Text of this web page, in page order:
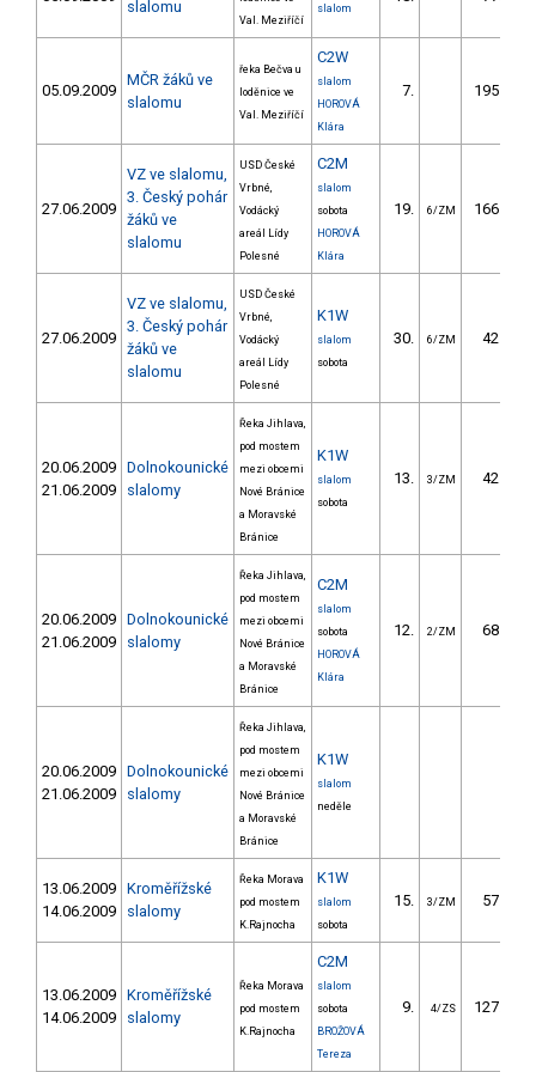
slalomu
Val. Meziříčí
slalom
05.09.2009
MČR žáků ve
slalomu
řeka Bečva u
loděnice ve
Val. Meziříčí
C2W
slalom
HOROVÁ
Klára
7. 195.67
27.06.2009
VZ ve slalomu,
3. Český pohár
žáků ve
slalomu
USD České
Vrbné,
Vodácký
areál Lídy
Polesné
C2M
slalom
sobota
HOROVÁ
Klára
19. 6/ZM 166.50
27.06.2009
VZ ve slalomu,
3. Český pohár
žáků ve
slalomu
USD České
Vrbné,
Vodácký
areál Lídy
Polesné
K1W
slalom
sobota
30. 6/ZM 42.21
20.06.2009
21.06.2009
Dolnokounické
slalomy
Řeka Jihlava,
pod mostem
mezi obcemi
Nové Bránice
a Moravské
Bránice
K1W
slalom
sobota
13. 3/ZM 42.70
20.06.2009
21.06.2009
Dolnokounické
slalomy
Řeka Jihlava,
pod mostem
mezi obcemi
Nové Bránice
a Moravské
Bránice
C2M
slalom
sobota
HOROVÁ
Klára
12. 2/ZM 68.50
20.06.2009
21.06.2009
Dolnokounické
slalomy
Řeka Jihlava,
pod mostem
mezi obcemi
Nové Bránice
a Moravské
Bránice
K1W
slalom
neděle
13.06.2009
14.06.2009
Kroměřížské
slalomy
Řeka Morava
pod mostem
K.Rajnocha
K1W
slalom
sobota
15. 3/ZM 57.50
13.06.2009
14.06.2009
Kroměřížské
slalomy
Řeka Morava
pod mostem
K.Rajnocha
C2M
slalom
sobota
BROŽOVÁ
Tereza
9. 4/ZS 127.00